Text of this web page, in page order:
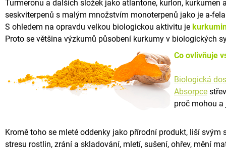
Turmeronu a dalších složek jako atlantone, kurlon,
seskviterpenů s malým množstvím monoterpenů jako je a-
S ohledem na opravdu velkou biologickou aktivitu je
Proto se většina výzkumů působení kurkumy v biologických
Co ovlivňuje
Biologická
Absorpce
proč mohou
Kromě toho se mleté ​​oddenky jako přírodní produkt, liší
stresu rostlin, zrání a skladování, mletí, sušení, ohřev, mění
m
e
AMINO
1